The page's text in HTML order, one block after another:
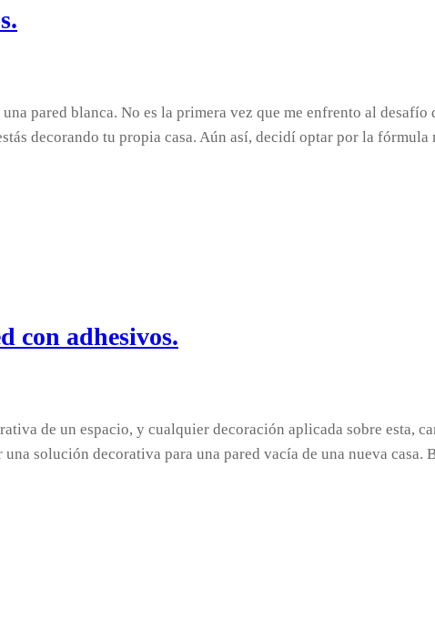
pared blanca. No es la primera vez que me enfrento al
decorando tu propia casa. Aún así, decidí optar por la
con adhesivos.
de un espacio, y cualquier decoración aplicada sobre esta,
solución decorativa para una pared vacía de una nueva